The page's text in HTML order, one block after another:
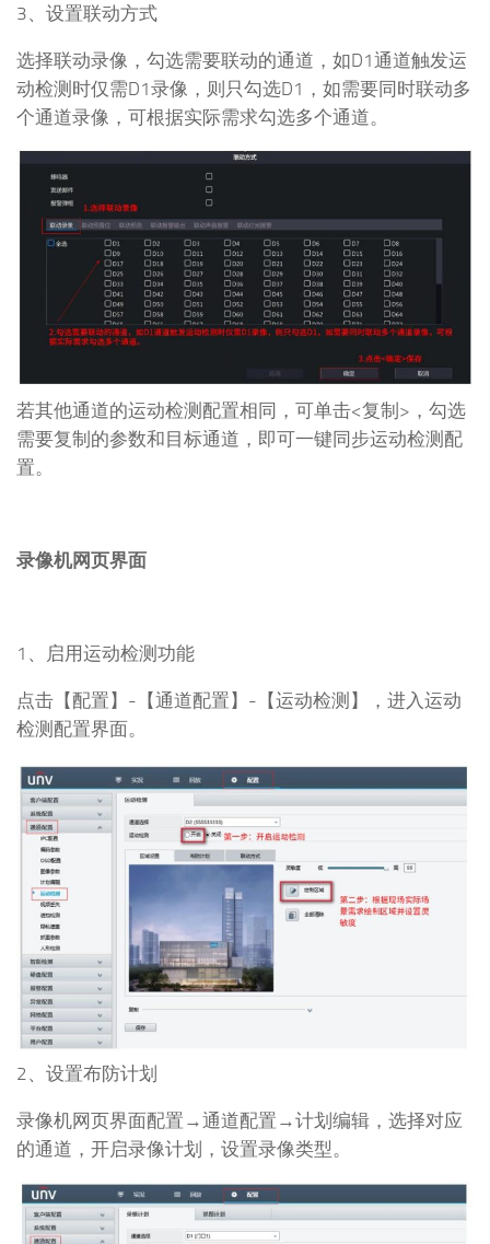
3、设置联动方式
选择联动录像，勾选需要联动的通道，如D1通道触发运
动检测时仅需D1录像，则只勾选D1，如需要同时联动多
个通道录像，可根据实际需求勾选多个通道。
若其他通道的运动检测配置相同，可单击<复制>，勾选
需要复制的参数和目标通道，即可一键同步运动检测配
置。
录像机网页界面
1、启用运动检测功能
点击【配置】-【通道配置】-【运动检测】，进入运动
检测配置界面。
2、设置布防计划
录像机网页界面配置→通道配置→计划编辑，选择对应
的通道，开启录像计划，设置录像类型。